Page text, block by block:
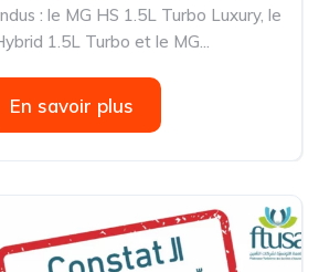
: le MG HS 1.5L Turbo Luxury, le
1.5L Turbo et le MG...
En savoir plus